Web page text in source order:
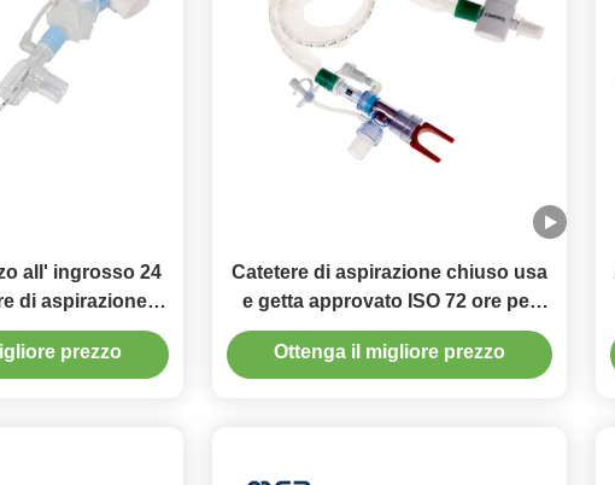
all' ingrosso 24
di aspirazione
e getta
prezzo
Catetere di aspirazione chiuso usa
e getta approvato ISO 72 ore per
interventi chirurgici
Ottenga il migliore prezzo